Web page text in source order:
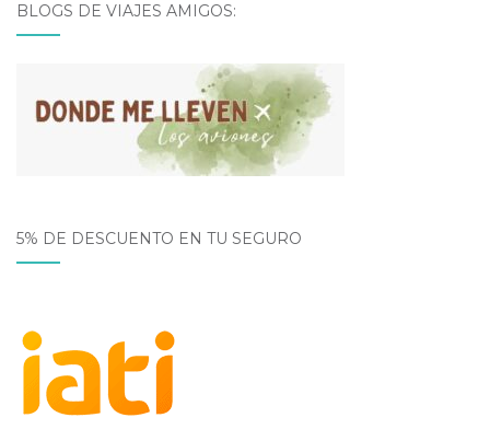
BLOGS DE VIAJES AMIGOS:
5% DE DESCUENTO EN TU SEGURO